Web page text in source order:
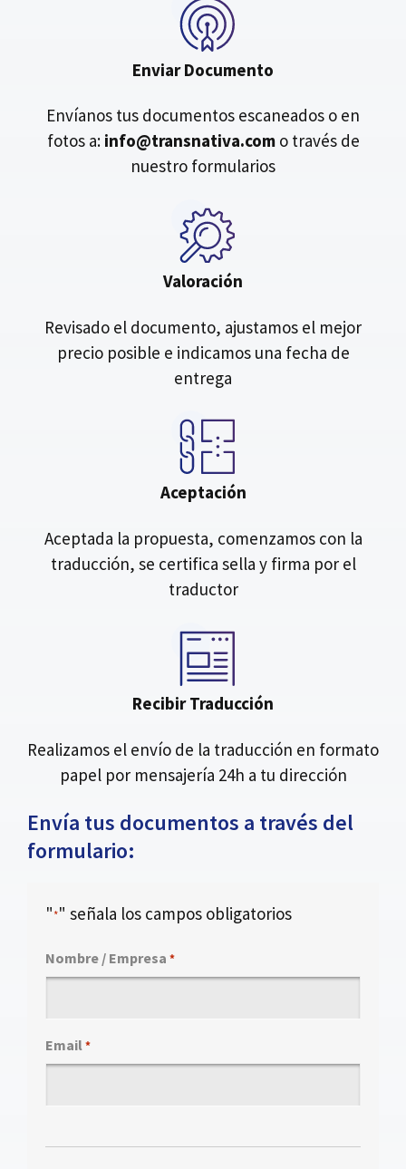
Enviar Documento
Envíanos tus documentos escaneados o en
fotos a: info@transnativa.como través de
nuestro formularios
Valoración
Revisado el documento, ajustamos el mejor
precio posible e indicamos una fecha de
entrega
Aceptación
Aceptada la propuesta, comenzamos con la
traducción, se certifica sella y firma por el
traductor
Recibir Traducción
Realizamos el envío de la traducción en formato
papel por mensajería 24h a tu dirección
Envía tus documentos a través del
formulario:
"*" señala los campos obligatorios
Nombre / Empresa *
Email *